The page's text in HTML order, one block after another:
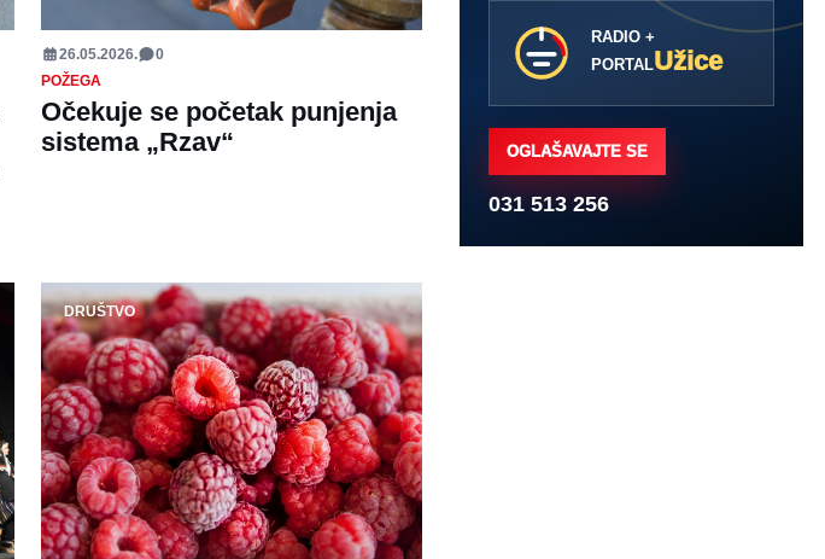
26.05.2026.
0
POŽEGA
Očekuje se početak punjenja
sistema „Rzav“
DRUŠTVO
RADIO +
PORTALUžice
OGLAŠAVAJTE SE
031 513 256